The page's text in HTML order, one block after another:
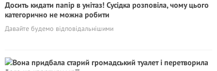
Досить кидати папір в унітаз! Сусідка розповіла, чому цього
категорично не можна робити
Давайте будемо відповідальнішими